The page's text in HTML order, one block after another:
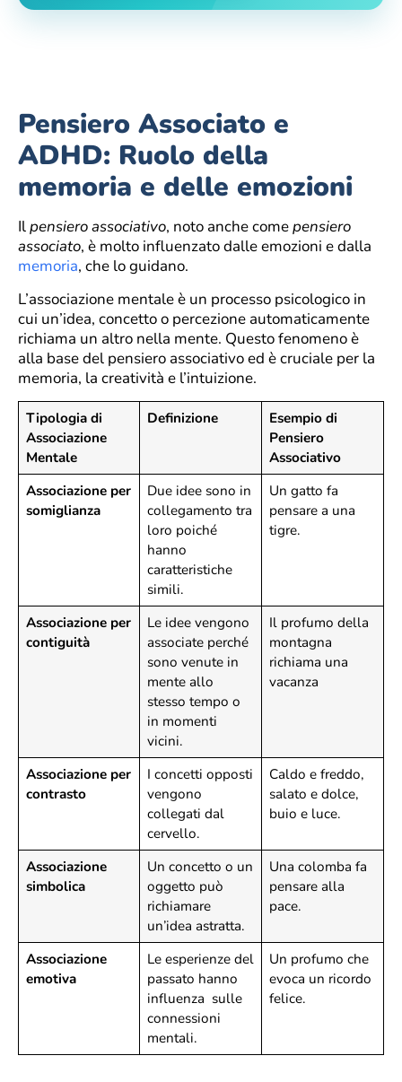
Pensiero Associato e
ADHD: Ruolo della
memoria e delle emozioni
Ilpensiero associativo, noto anche comepensiero
associato, è molto influenzato dalle emozioni e dalla
memoria, che lo guidano.
L’associazione mentale è un processo psicologico in
cui un’idea, concetto o percezione automaticamente
richiama un altro nella mente. Questo fenomeno è
alla base del pensiero associativo ed è cruciale per la
memoria, la creatività e l’intuizione.
Tipologia di
Associazione
Mentale
Definizione
Esempio di
Pensiero
Associativo
Associazione per
somiglianza
Due idee sono in
collegamento tra
loro poiché
hanno
caratteristiche
simili.
Un gatto fa
pensare a una
tigre.
Associazione per
contiguità
Le idee vengono
associate perché
sono venute in
mente allo
stesso tempo o
in momenti
vicini.
Il profumo della
montagna
richiama una
vacanza
Associazione per
contrasto
I concetti opposti
vengono
collegati dal
cervello.
Caldo e freddo,
salato e dolce,
buio e luce.
Associazione
simbolica
Un concetto o un
oggetto può
richiamare
un’idea astratta.
Una colomba fa
pensare alla
pace.
Associazione
emotiva
Le esperienze del
passato hanno
influenza sulle
connessioni
mentali.
Un profumo che
evoca un ricordo
felice.